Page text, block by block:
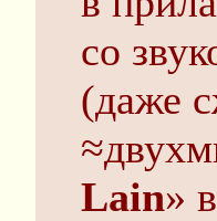
со
(даже
Lain»